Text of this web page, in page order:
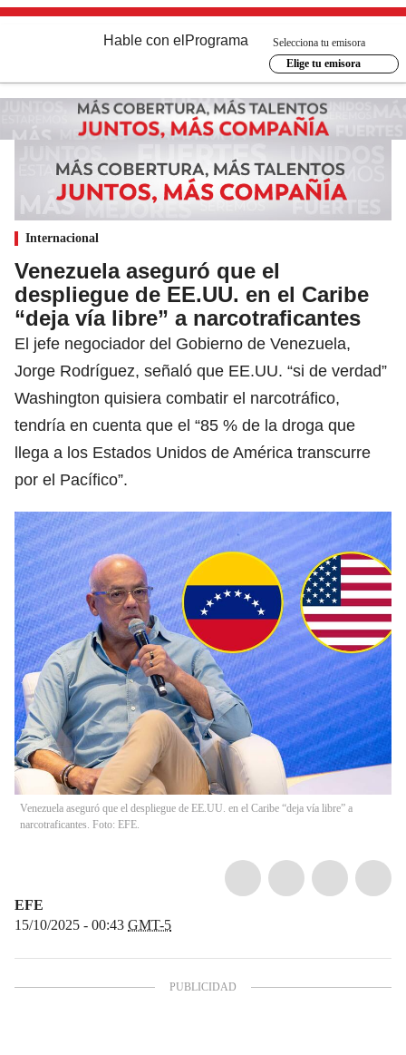
Hable con el Programa
Selecciona tu emisora
Elige tu emisora
Internacional
Venezuela aseguró que el
despliegue de EE.UU. en el Caribe
“deja vía libre” a narcotraficantes
El jefe negociador del Gobierno de Venezuela,
Jorge Rodríguez, señaló que EE.UU. “si de verdad”
Washington quisiera combatir el narcotráfico,
tendría en cuenta que el “85 % de la droga que
llega a los Estados Unidos de América transcurre
por el Pacífico”.
Venezuela aseguró que el despliegue de EE.UU. en el Caribe “deja vía libre” a
narcotraficantes. Foto: EFE.
EFE
15/10/2025 - 00:43 GMT-5